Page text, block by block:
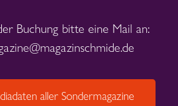
Buchung bitte eine Mail an:
aller Sondermagazine